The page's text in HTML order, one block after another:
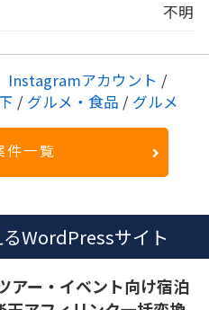
不明
Instagramアカウント /
/ グルメ・食品 / グルメ
件一覧
WordPressサイト
アー・イベント向け宿泊